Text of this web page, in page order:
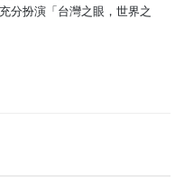
分扮演「台灣之眼，世界之